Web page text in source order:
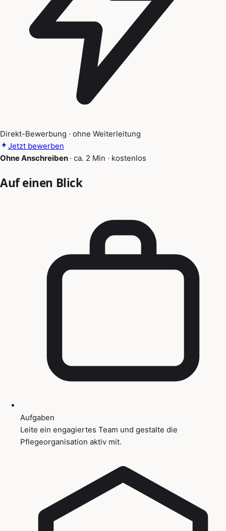
Direkt-Bewerbung · ohne Weiterleitung
Jetzt bewerben
Ohne Anschreiben · ca. 2 Min · kostenlos
Auf einen Blick
Aufgaben
Leite ein engagiertes Team und gestalte die
Pflegeorganisation aktiv mit.